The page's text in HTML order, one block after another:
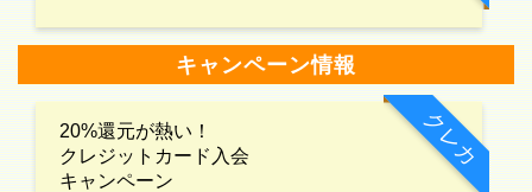
キャンペーン情報
クレカ
20%還元が熱い！
クレジットカード入会
キャンペーン